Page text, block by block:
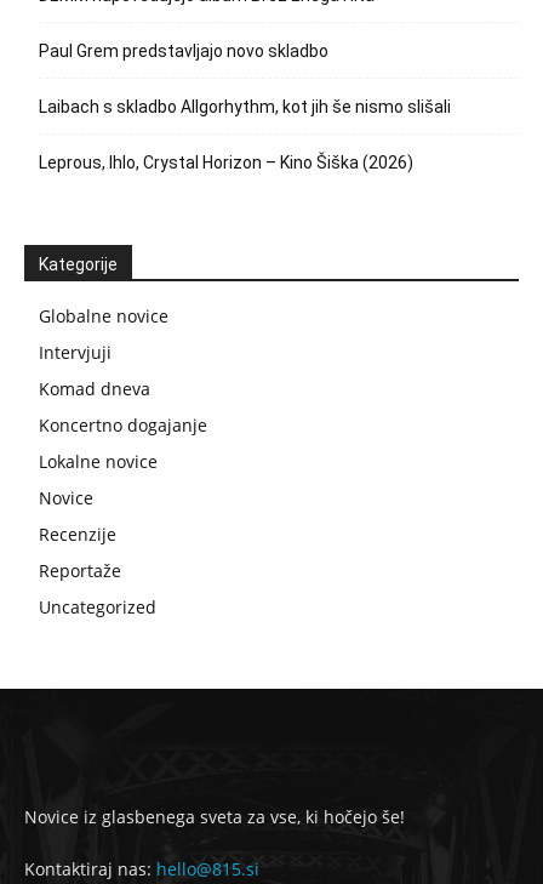
Paul Grem predstavljajo novo skladbo
Laibach s skladbo Allgorhythm, kot jih še nismo slišali
Leprous, Ihlo, Crystal Horizon – Kino Šiška (2026)
Kategorije
Globalne novice
Intervjuji
Komad dneva
Koncertno dogajanje
Lokalne novice
Novice
Recenzije
Reportaže
Uncategorized
Novice iz glasbenega sveta za vse, ki hočejo še!
Kontaktiraj nas: hello@815.si